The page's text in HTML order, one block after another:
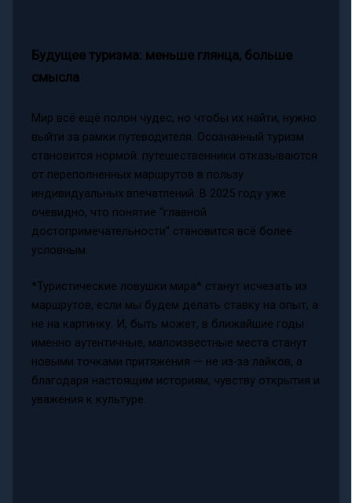
Будущее туризма: меньше глянца, больше
смысла
Мир всё ещё полон чудес, но чтобы их найти, нужно
выйти за рамки путеводителя. Осознанный туризм
становится нормой: путешественники отказываются
от переполненных маршрутов в пользу
индивидуальных впечатлений. В 2025 году уже
очевидно, что понятие “главной
достопримечательности” становится всё более
условным.
*Туристические ловушки мира* станут исчезать из
маршрутов, если мы будем делать ставку на опыт, а
не на картинку. И, быть может, в ближайшие годы
именно аутентичные, малоизвестные места станут
новыми точками притяжения — не из-за лайков, а
благодаря настоящим историям, чувству открытия и
уважения к культуре.